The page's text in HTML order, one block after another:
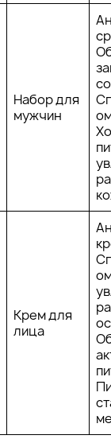
Набор для
мужчин
Крем для
лица